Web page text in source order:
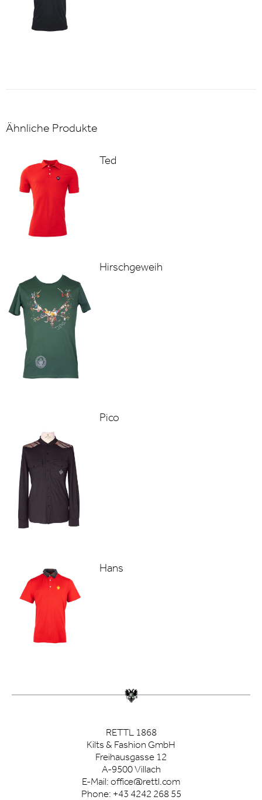
Ähnliche Produkte
Ted
Hirschgeweih
Pico
Hans
RETTL 1868
Kilts & Fashion GmbH
Freihausgasse 12
A-9500 Villach
E-Mail: office@rettl.com
Phone: +43 4242 268 55